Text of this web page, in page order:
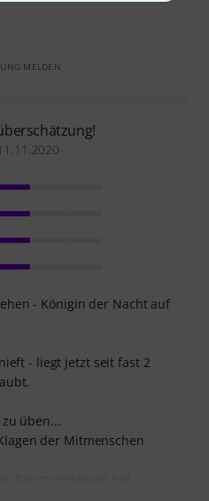
MELDEN
- Königin der Nacht auf
- liegt jetzt seit fast 2
üben...
der Mitmenschen